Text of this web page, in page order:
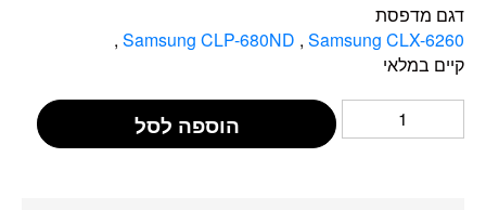
דגם מדפסת
Samsung CLP-680ND ,Samsung CLX-6260
,
קיים במלאי
הוספה לסל